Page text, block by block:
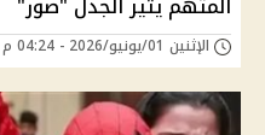
الإثنين 01/يونيو/2026 - 04:24 م